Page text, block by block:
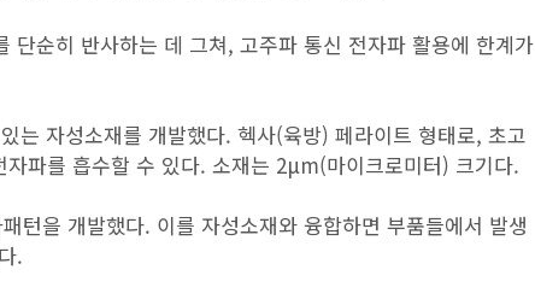
순히 반사하는 데 그쳐, 고주파 통신 전자파 활용에 한계가
는 자성소재를 개발했다. 헥사(육방) 페라이트 형태로, 초고
파를 흡수할 수 있다. 소재는 2μm(마이크로미터) 크기다.
턴을 개발했다. 이를 자성소재와 융합하면 부품들에서 발생
.